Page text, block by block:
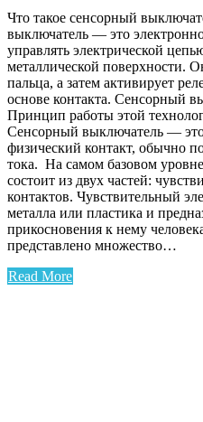
Что такое сенсорный
выключатель — это
управлять электрической
металлической поверхности.
пальца, а затем активирует
основе контакта. Сенсорный
Принцип работы этой
Сенсорный выключатель —
физический контакт, обычно
тока. На самом базовом
состоит из двух частей:
контактов. Чувствительный
металла или пластика и
прикосновения к нему
представлено множество…
Read More